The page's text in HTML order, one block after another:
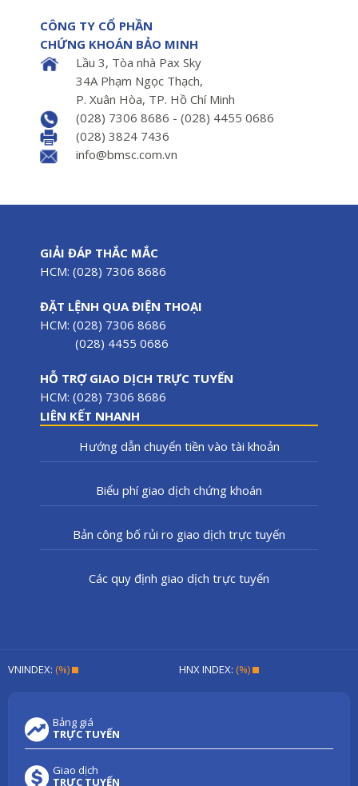
CÔNG TY CỔ PHẦN
CHỨNG KHOÁN BẢO MINH
Lầu 3, Tòa nhà Pax Sky
34A Phạm Ngọc Thạch,
P. Xuân Hòa, TP. Hồ Chí Minh
(028) 7306 8686 - (028) 4455 0686
(028) 3824 7436
info@bmsc.com.vn
GIẢI ĐÁP THẮC MẮC
HCM: (028) 7306 8686
ĐẶT LỆNH QUA ĐIỆN THOẠI
HCM: (028) 7306 8686
(028) 4455 0686
HỖ TRỢ GIAO DỊCH TRỰC TUYẾN
HCM: (028) 7306 8686
LIÊN KẾT NHANH
Hướng dẫn chuyển tiền vào tài khoản
Biểu phí giao dịch chứng khoán
Bản công bố rủi ro giao dịch trực tuyến
Các quy định giao dịch trực tuyến
VNINDEX: (%) HNX INDEX: (%)
Bảng giá
TRỰC TUYẾN
Giao dịch
TRỰC TUYẾN